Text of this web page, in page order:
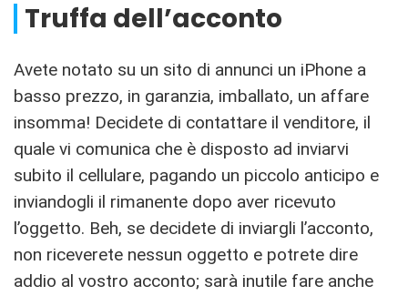
Truffa dell’acconto
Avete notato su un sito di annunci un iPhone a
basso prezzo, in garanzia, imballato, un affare
insomma! Decidete di contattare il venditore, il
quale vi comunica che è disposto ad inviarvi
subito il cellulare, pagando un piccolo anticipo e
inviandogli il rimanente dopo aver ricevuto
l’oggetto. Beh, se decidete di inviargli l’acconto,
non riceverete nessun oggetto e potrete dire
addio al vostro acconto; sarà inutile fare anche